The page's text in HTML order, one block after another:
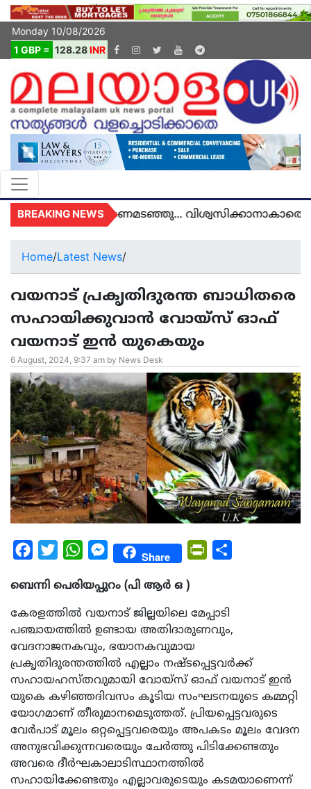
Monday 10/08/2026
1 GBP = 128.28INR
BREAKING NEWS
മരണമടഞ്ഞു... വിശ്വസിക്കാനാകാതെ
Home/Latest News/
വയനാട് പ്രകൃതിദുരന്ത ബാധിതരെ
സഹായിക്കുവാൻ വോയ്സ് ഓഫ്
വയനാട് ഇൻ യുകെയും
6 August, 2024, 9:37 am by News Desk
Facebook
Twitter WhatsAppMessengerShare PrintFriendly
ബെന്നി പെരിയപ്പുറം (പി ആർ ഒ )
കേരളത്തിൽ വയനാട് ജില്ലയിലെ മേപ്പാടി
പഞ്ചായത്തിൽ ഉണ്ടായ അതിദാരുണവും,
വേദനാജനകവും, ഭയാനകവുമായ
പ്രകൃതിദുരന്തത്തിൽ എല്ലാം നഷ്ടപ്പെട്ടവർക്ക്
സഹായഹസ്തവുമായി വോയ്സ് ഓഫ് വയനാട് ഇൻ
യുകെ കഴിഞ്ഞദിവസം കൂടിയ സംഘടനയുടെ കമ്മറ്റി
യോഗമാണ് തീരുമാനമെടുത്തത്. പ്രിയപ്പെട്ടവരുടെ
വേർപാട് മൂലം ഒറ്റപ്പെട്ടവരെയും അപകടം മൂലം വേദന
അനുഭവിക്കുന്നവരെയും ചേർത്തു പിടിക്കേണ്ടതും
അവരെ ദീർഘകാലാടിസ്ഥാനത്തിൽ
സഹായിക്കേണ്ടതും എല്ലാവരുടെയും കടമയാണെന്ന്